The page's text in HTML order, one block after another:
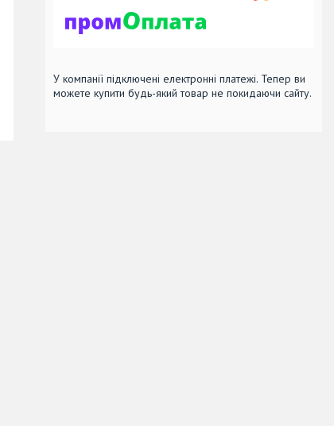
У компанії підключені електронні платежі. Тепер ви
можете купити будь-який товар не покидаючи сайту.